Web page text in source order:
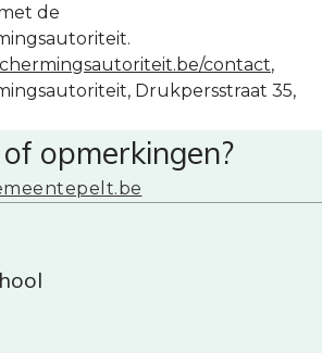
de
contact,
Drukpersstraat 35,
opmerkingen?